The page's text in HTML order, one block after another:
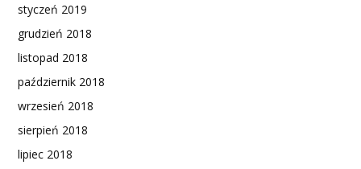
styczeń 2019
grudzień 2018
listopad 2018
październik 2018
wrzesień 2018
sierpień 2018
lipiec 2018